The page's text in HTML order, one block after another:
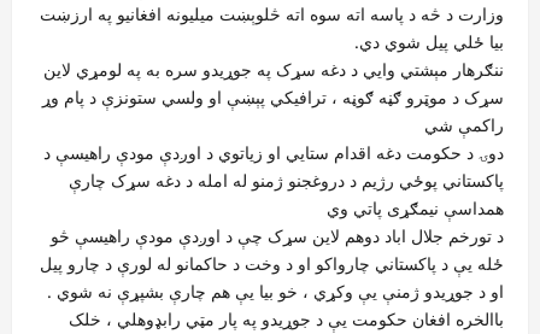
وزارت د څه د پاسه اته سوه اته څلوېښت میلیونه افغانيو په ارزښت
بیا ځلي پیل شوي دي.
ننګرهار مېشتي وايي د دغه سړک په جوړیدو سره به په لومړي لاین
سړک د موټرو ګڼه ګوڼه ، ترافیکي پېښې او ولسي ستونزې د پام وړ
راکمې شي
دوۍ د حکومت دغه اقدام ستايي او زیاتوي د اوږدې مودې راهیسې د
پاکستاني پوځي رژيم د دروغجنو ژمنو له امله د دغه سړک چارې
همداسې نيمګړی پاتي وي
د تورخم جلال اباد دوهم لاین سړک چې د اوږدې مودې راهیسې څو
ځله يې د پاکستاني چارواکو او د وخت د حاکمانو له لورې د چارو پیل
او د جوړیدو ژمنې يې وکړي ، خو بیا يې هم چارې بشپړې نه شوي .
باالخره افغان حکومت يې د جوړيدو په پار مټي رابډوهلي ، خلک